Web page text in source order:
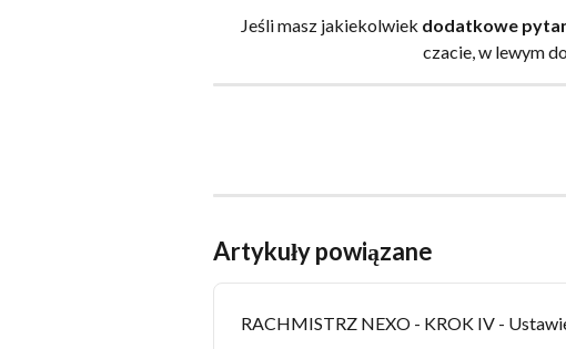
Jeśli masz jakiekolwiek dodatkowe
czacie, w lewym
Artykuły powiązane
RACHMISTRZ NEXO - KROK IV -